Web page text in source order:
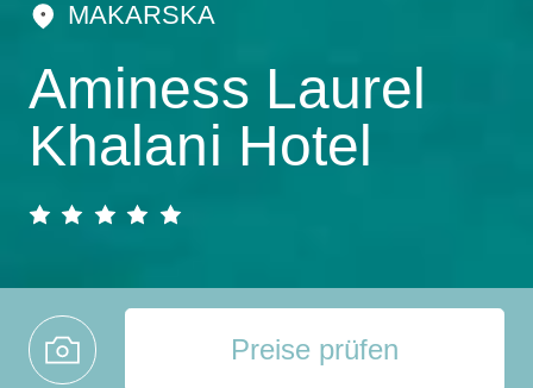
MAKARSKA
Aminess Laurel
Khalani Hotel
Preise prüfen